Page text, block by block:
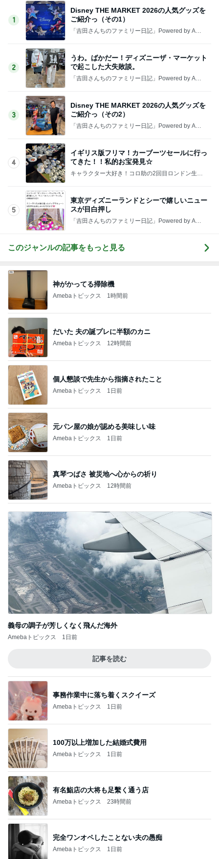
1
Disney THE MARKET 2026の人気グッズを
ご紹介っ（その1）
「吉田さんちのファミリー日記」Powered by Ame
2
うわ。ばかだー！ディズニーザ・マーケット
で起こした大失敗談。
「吉田さんちのファミリー日記」Powered by Ame
3
Disney THE MARKET 2026の人気グッズを
ご紹介っ（その2）
「吉田さんちのファミリー日記」Powered by Ame
4
イギリス版フリマ！カーブーツセールに行っ
てきた！！私的お宝発見☆
キャラクター大好き！コロ助の2回目ロンドン生活
5
東京ディズニーランドとシーで嬉しいニュー
スが目白押し
「吉田さんちのファミリー日記」Powered by Ame
このジャンルの記事をもっと見る
神がかってる掃除機
Amebaトピックス 1時間前
だいた 夫の誕プレに半額のカニ
Amebaトピックス 12時間前
個人懇談で先生から指摘されたこと
Amebaトピックス 1日前
元パン屋の娘が認める美味しい味
Amebaトピックス 1日前
真琴つばさ 被災地へ心からの祈り
Amebaトピックス 12時間前
義母の調子が芳しくなく飛んだ海外
Amebaトピックス 1日前
記事を読む
事務作業中に落ち着くスクイーズ
Amebaトピックス 1日前
100万以上増加した結婚式費用
Amebaトピックス 1日前
有名鮨店の大将も足繫く通う店
Amebaトピックス 23時間前
完全ワンオペしたことない夫の愚痴
Amebaトピックス 1日前